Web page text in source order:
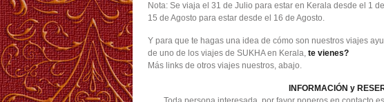
Nota: Se viaja el 31 de Julio para estar en Kerala desde el 1
15 de Agosto para estar desde el 16 de Agosto.
Y para que te hagas una idea de cómo son nuestros viajes
de uno de los viajes de SUKHA en Kerala, te vienes?
Más links de otros viajes nuestros, abajo.
INFORMACIÓN y